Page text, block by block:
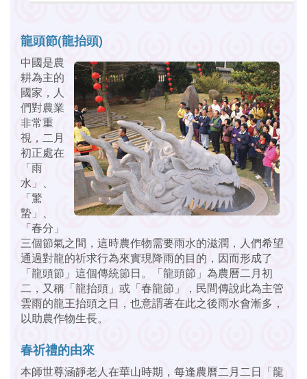
龍頭節(龍抬頭)
中國是農
耕為主的
國家，人
們對農業
非常重
視，二月
初正處在
「雨
水」、
「驚
蟄」、
「春分」
三個節氣之間，這時農作物需要雨水的滋潤，人們希望
通過對龍的祈求行為來實現降雨的目的，因而形成了
「龍頭節」這個傳統節日。「龍頭節」為農曆二月初
二，又稱「龍抬頭」或「春龍節」，民間傳說此為主管
雲雨的龍王抬頭之日，也意謂著在此之後雨水會漸多，
以助農作物生長。
春祈禮的由來
本師世尊涵靜老人在華山時期，每逢農曆二月二日「龍